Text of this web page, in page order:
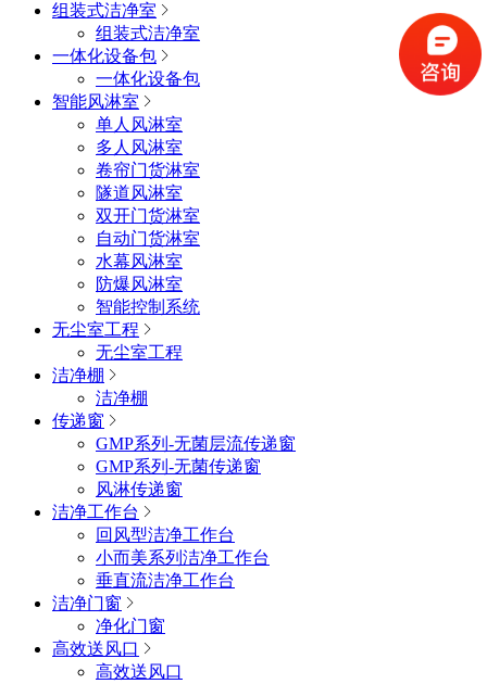
组装式洁净室
组装式洁净室
一体化设备包
一体化设备包
智能风淋室
单人风淋室
多人风淋室
卷帘门货淋室
隧道风淋室
双开门货淋室
自动门货淋室
水幕风淋室
防爆风淋室
智能控制系统
无尘室工程
无尘室工程
洁净棚
洁净棚
传递窗
GMP系列-无菌层流传递窗
GMP系列-无菌传递窗
风淋传递窗
洁净工作台
回风型洁净工作台
小而美系列洁净工作台
垂直流洁净工作台
洁净门窗
净化门窗
高效送风口
高效送风口